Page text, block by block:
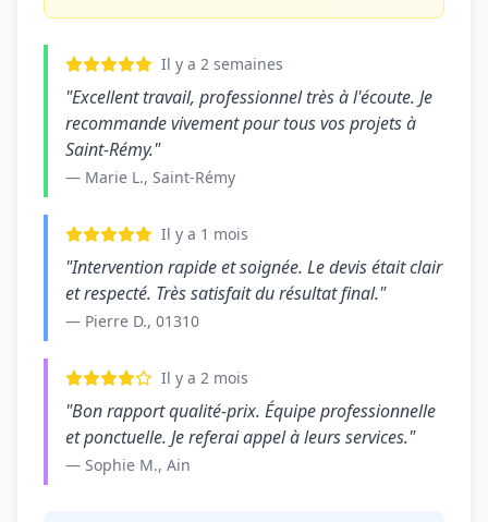
Il y a 2 semaines
"Excellent travail, professionnel très à l'écoute. Je
recommande vivement pour tous vos projets à
Saint-Rémy."
— Marie L., Saint-Rémy
Il y a 1 mois
"Intervention rapide et soignée. Le devis était clair
et respecté. Très satisfait du résultat final."
— Pierre D., 01310
Il y a 2 mois
"Bon rapport qualité-prix. Équipe professionnelle
et ponctuelle. Je referai appel à leurs services."
— Sophie M., Ain